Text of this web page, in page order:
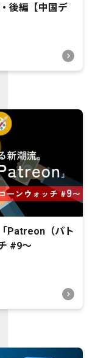
後編【中国デ
Patreon（パト
#9〜